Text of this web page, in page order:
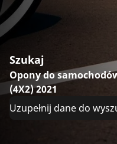
Szukaj
Opony do
(4X2) 2021
Uzupełnij dane do